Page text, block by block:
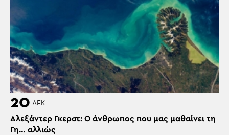
20 ΔΕΚ
Αλεξάντερ Γκερστ: Ο άνθρωπος που μας μαθαίνει τη
Γη… αλλιώς